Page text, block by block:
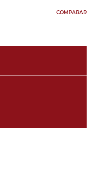
COMPARAR